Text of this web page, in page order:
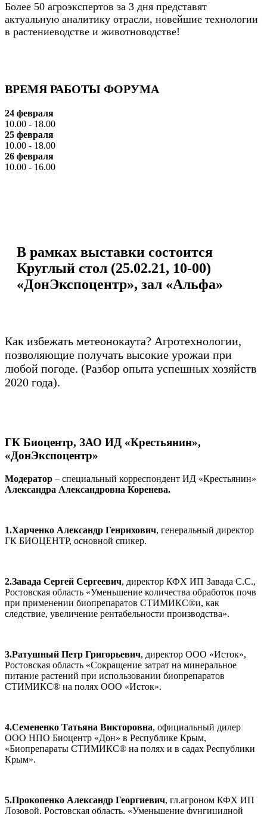
Более 50 агроэкспертов за 3 дня представят
актуальную аналитику отрасли, новейшие технологии
в растениеводстве и животноводстве!
ВРЕМЯ РАБОТЫ ФОРУМА
24 февраля
10.00 - 18.00
25 февраля
10.00 - 18.00
26 февраля
10.00 - 16.00
В рамках выставки состоится
Круглый стол (25.02.21, 10-00)
«ДонЭкспоцентр», зал «Альфа»
Как избежать метеонокаута? Агротехнологии,
позволяющие получать высокие урожаи при
любой погоде. (Разбор опыта успешных хозяйств
2020 года).
ГК Биоцентр, ЗАО ИД «Крестьянин»,
«ДонЭкспоцентр»
Модератор – специальный корреспондент ИД «Крестьянин»
Александра Александровна Коренева.
1.Харченко Александр Генрихович, генеральный директор
ГК БИОЦЕНТР, основной спикер.
2.Завада Сергей Сергеевич, директор КФХ ИП Завада С.С.,
Ростовская область «Уменьшение количества обработок почв
при применении биопрепаратов СТИМИКС®и, как
следствие, увеличение рентабельности производства».
3.Ратушный Петр Григорьевич, директор ООО «Исток»,
Ростовская область «Сокращение затрат на минеральное
питание растений при использовании биопрепаратов
СТИМИКС® на полях ООО «Исток».
4.Семененко Татьяна Викторовна, официальный дилер
ООО НПО Биоцентр «Дон» в Республике Крым,
«Биопрепараты СТИМИКС® на полях и в садах Республики
Крым».
5.Прокопенко Александр Георгиевич, гл.агроном КФХ ИП
Лозовой, Ростовская область, «Уменьшение фунгицидной